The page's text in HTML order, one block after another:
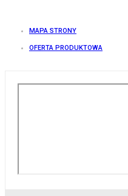
MAPA STRONY
OFERTA PRODUKTOWA